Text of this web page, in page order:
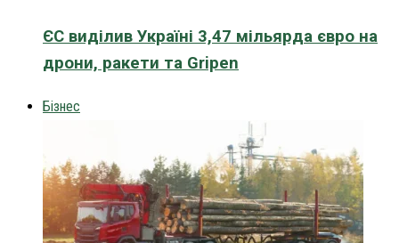
ЄС виділив Україні 3,47 мільярда євро на
дрони, ракети та Gripen
Бізнес